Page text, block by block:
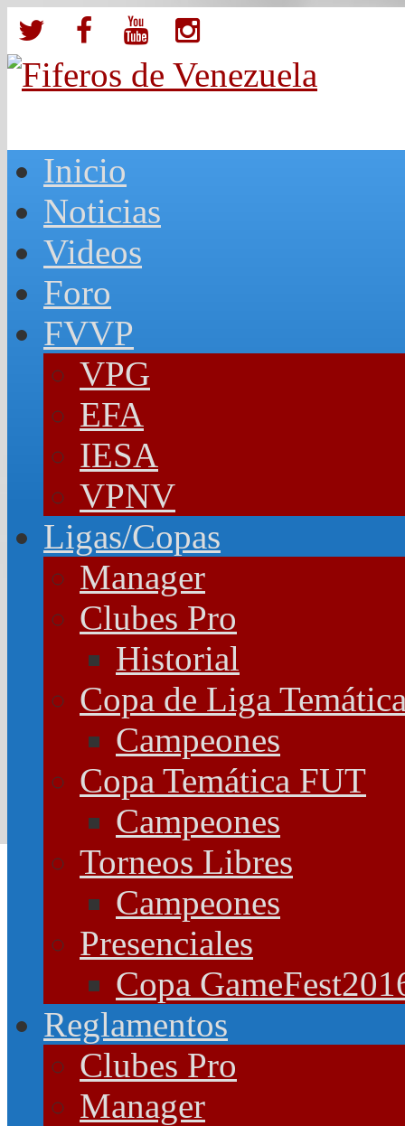
Inicio
Noticias
Videos
Foro
FVVP
VPG
EFA
IESA
VPNV
Ligas/Copas
Manager
Clubes Pro
Historial
Copa de Liga
Campeones
Copa Temática FUT
Campeones
Torneos Libres
Campeones
Presenciales
Copa
Reglamentos
Clubes Pro
Manager